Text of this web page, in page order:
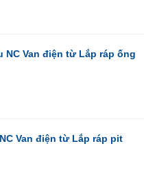
NC Van điện từ Lắp ráp ống
Van điện từ Lắp ráp pit